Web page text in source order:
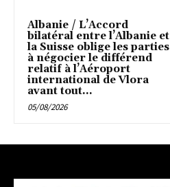
Albanie / L’Accord
bilatéral entre l’Albanie et
la Suisse oblige les parties
à négocier le différend
relatif à l’Aéroport
international de Vlora
avant tout...
05/08/2026